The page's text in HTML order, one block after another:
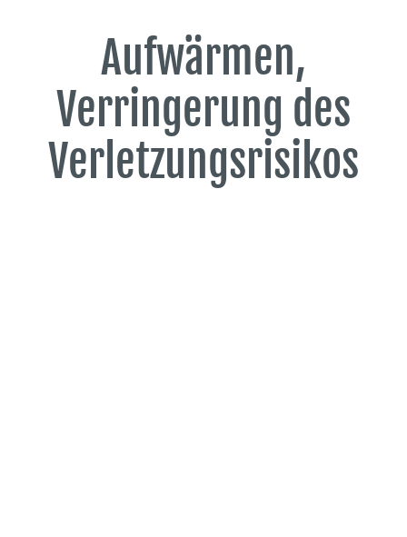
Aufwärmen,
Verringerung des
Verletzungsrisikos